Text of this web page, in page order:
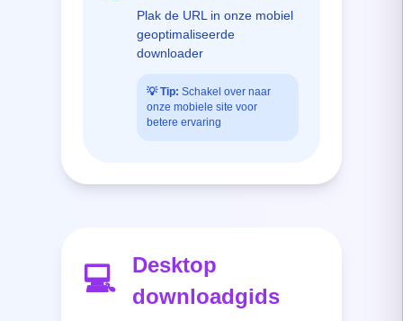
Plak de URL in onze mobiel
geoptimaliseerde
downloader
💡Tip: Schakel over naar
onze mobiele site voor
betere ervaring
💻
Desktop
downloadgids